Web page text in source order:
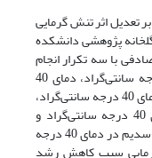
تعدیل اثر تنش گرمایی
پژوهشی دانشکده
با سه تکرار انجام
شد. تیمارهای آزمایش شامل: دمای 25 درجه سانتی‌گراد، دمای 40
درجه سانتی‌گراد، محلول‌پاشی ترهالوز در دمای 40 درجه سانتی‌گراد،
محلول‌پاشی هیدروسولفید سدیم در دمای 40 درجه سانتی‌گراد و
محلول‌پاشی ترکیبی ترهالوز و هیدروسولفید سدیم در دمای 40 درجه
سبب کاهش رشد